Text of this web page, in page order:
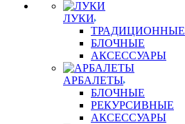
ЛУКИ
ТРАДИЦИОННЫЕ
БЛОЧНЫЕ
АКСЕССУАРЫ
АРБАЛЕТЫ
БЛОЧНЫЕ
РЕКУРСИВНЫЕ
АКСЕССУАРЫ